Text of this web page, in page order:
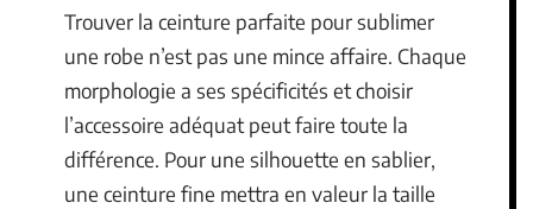
Trouver la ceinture parfaite pour sublimer
une robe n’est pas une mince affaire. Chaque
morphologie a ses spécificités et choisir
l’accessoire adéquat peut faire toute la
différence. Pour une silhouette en sablier,
une ceinture fine mettra en valeur la taille